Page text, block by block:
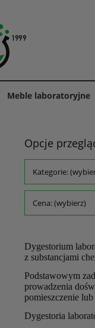
Meble laboratoryjne
Opcje
Kategorie:
Cena: (wybierz)
Dygestorium
z substancjami
Podstawowym
prowadzenia
pomieszczenie
Dygestoria